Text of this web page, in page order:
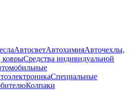
АвтосветАвтохимияАвточехлы,
коврыСредства индивидуальной
Специальные
Колпаки